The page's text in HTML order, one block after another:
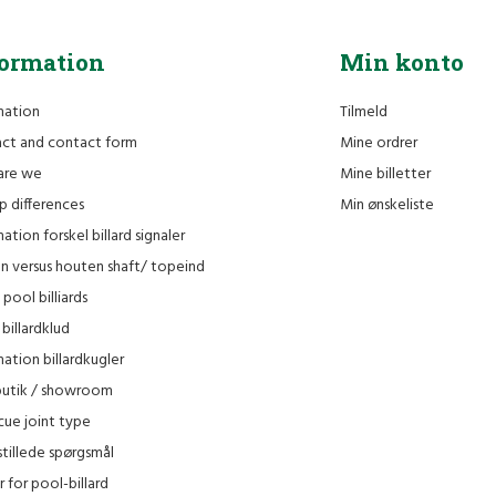
and contact form
we
differences
forskel billard signaler
versus houten shaft/ topeind
billiards
billardkugler
/ showroom
joint type
spørgsmål
for pool-billard
Min konto
Tilmeld
Mine ordrer
Mine billetter
Min ønskeliste